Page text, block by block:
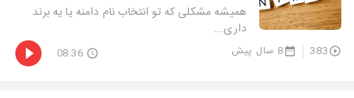
همیشه مشکلی که تو انتخاب نام دامنه یا یه برند
داری...
383 8 سال پیش 08:36